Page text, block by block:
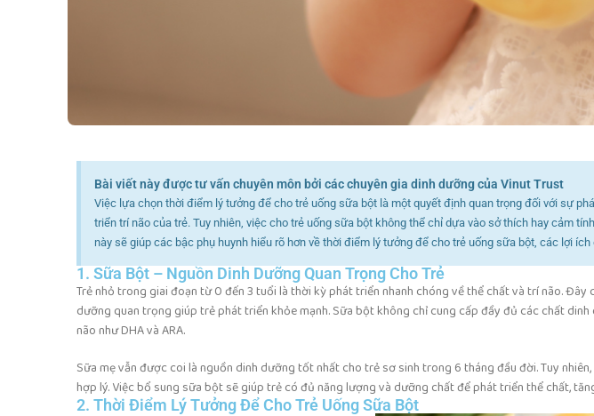
Bài viết này được tư vấn chuyên môn bởi các chuyên gia dinh dưỡng của Vinut Trust
Việc lựa chọn thời điểm lý tưởng để cho trẻ uống sữa bột là một quyết định quan trọng đối với sự
triển trí não của trẻ. Tuy nhiên, việc cho trẻ uống sữa bột không thể chỉ dựa vào sở thích hay cảm
này sẽ giúp các bậc phụ huynh hiểu rõ hơn về thời điểm lý tưởng để cho trẻ uống sữa bột, các lợi
1. Sữa Bột – Nguồn Dinh Dưỡng Quan Trọng Cho Trẻ
Trẻ nhỏ trong giai đoạn từ 0 đến 3 tuổi là thời kỳ phát triển nhanh chóng về thể chất và trí não.
dưỡng quan trọng giúp trẻ phát triển khỏe mạnh. Sữa bột không chỉ cung cấp đầy đủ các chất
não như DHA và ARA.
Sữa mẹ vẫn được coi là nguồn dinh dưỡng tốt nhất cho trẻ sơ sinh trong 6 tháng đầu đời. Tuy
hợp lý. Việc bổ sung sữa bột sẽ giúp trẻ có đủ năng lượng và dưỡng chất để phát triển thể chất,
2. Thời Điểm Lý Tưởng Để Cho Trẻ Uống Sữa Bột